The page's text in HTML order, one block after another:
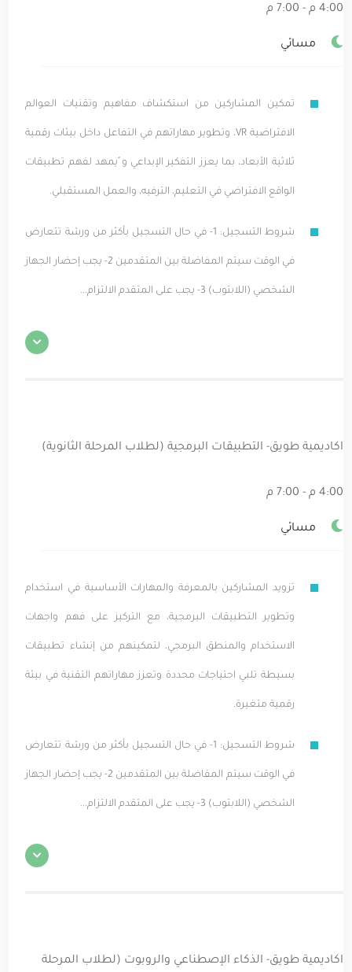
4:00 م - 7:00 م
مسائي
تمكين المشاركين من استكشاف مفاهيم وتقنيات العوالم
الافتراضية VR، وتطوير مهاراتهم في التفاعل داخل بيئات رقمية
ثلاثية الأبعاد، بما يعزز التفكير الإبداعي و ُيمهد لفهم تطبيقات
الواقع الافتراضي في التعليم، الترفيه، والعمل المستقبلي.
شروط التسجيل: 1- في حال التسجيل بأكثر من ورشة تتعارض
في الوقت سيتم المفاضلة بين المتقدمين 2- يجب إحضار الجهاز
الشخصي (اللابتوب) 3- يجب على المتقدم الالتزام...
اكاديمية طويق- التطبيقات البرمجية (لطلاب المرحلة الثانوية)
4:00 م - 7:00 م
مسائي
تزويد المشاركين بالمعرفة والمهارات الأساسية في استخدام
وتطوير التطبيقات البرمجية، مع التركيز على فهم واجهات
الاستخدام والمنطق البرمجي، لتمكينهم من إنشاء تطبيقات
بسيطة تلبي احتياجات محددة وتعزز مهاراتهم التقنية في بيئة
رقمية متغيرة.
شروط التسجيل: 1- في حال التسجيل بأكثر من ورشة تتعارض
في الوقت سيتم المفاضلة بين المتقدمين 2- يجب إحضار الجهاز
الشخصي (اللابتوب) 3- يجب على المتقدم الالتزام...
اكاديمية طويق- الذكاء الإصطناعي والروبوت (لطلاب المرحلة